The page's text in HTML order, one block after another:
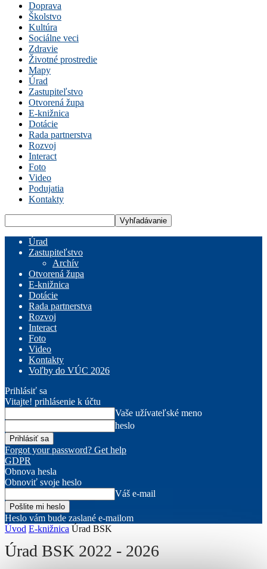
Doprava
Školstvo
Kultúra
Sociálne veci
Zdravie
Životné prostredie
Mapy
Úrad
Zastupiteľstvo
Otvorená župa
E-knižnica
Dotácie
Rada partnerstva
Rozvoj
Interact
Foto
Video
Podujatia
Kontakty
Úrad
Zastupiteľstvo
Archív
Otvorená župa
E-knižnica
Dotácie
Rada partnerstva
Rozvoj
Interact
Foto
Video
Kontakty
Voľby do VÚC 2026
Prihlásiť sa
Vitajte! prihlásenie k účtu
Vaše užívateľské meno
heslo
Forgot your password? Get help
GDPR
Obnova hesla
Obnoviť svoje heslo
Váš e-mail
Heslo vám bude zaslané e-mailom
Úvod E-knižnica Úrad BSK
Úrad BSK 2022 - 2026